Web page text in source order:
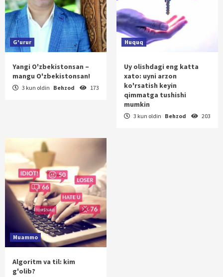
G'urur
Yangi O'zbekistonsan –
mangu O'zbekistonsan!
3 kun oldin Behzod 173
Huquq
Uy olishdagi eng katta
xato: uyni arzon
ko'rsatish keyin
qimmatga tushishi
mumkin
3 kun oldin Behzod 203
Muammo
Algoritm va til: kim
g'olib?